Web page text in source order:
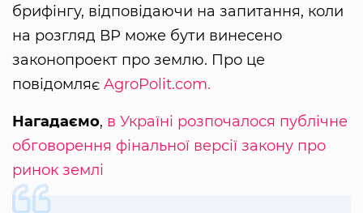
брифінгу, відповідаючи на запитання, коли
на розгляд ВР може бути винесено
законопроект про землю. Про це
повідомляє AgroPolit.com.
Нагадаємо, в Україні розпочалося публічне
обговорення фінальної версії закону про
ринок землі